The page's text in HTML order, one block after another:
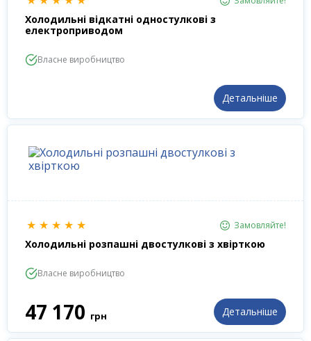
Холодильні відкатні одностулкові з
електроприводом
Власне виробництво
Детальніше
★ ★ ★ ★ ★ Замовляйте!
Холодильні розпашні двостулкові з хвірткою
Власне виробництво
47 170 грн Детальніше